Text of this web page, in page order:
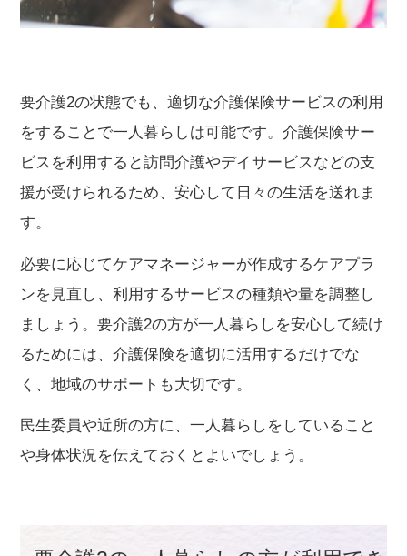
要介護2の状態でも、適切な介護保険サービスの利用
をすることで一人暮らしは可能です。介護保険サー
ビスを利用すると訪問介護やデイサービスなどの支
援が受けられるため、安心して日々の生活を送れま
す。
必要に応じてケアマネージャーが作成するケアプラ
ンを見直し、利用するサービスの種類や量を調整し
ましょう。要介護2の方が一人暮らしを安心して続け
るためには、介護保険を適切に活用するだけでな
く、地域のサポートも大切です。
民生委員や近所の方に、一人暮らしをしていること
や身体状況を伝えておくとよいでしょう。